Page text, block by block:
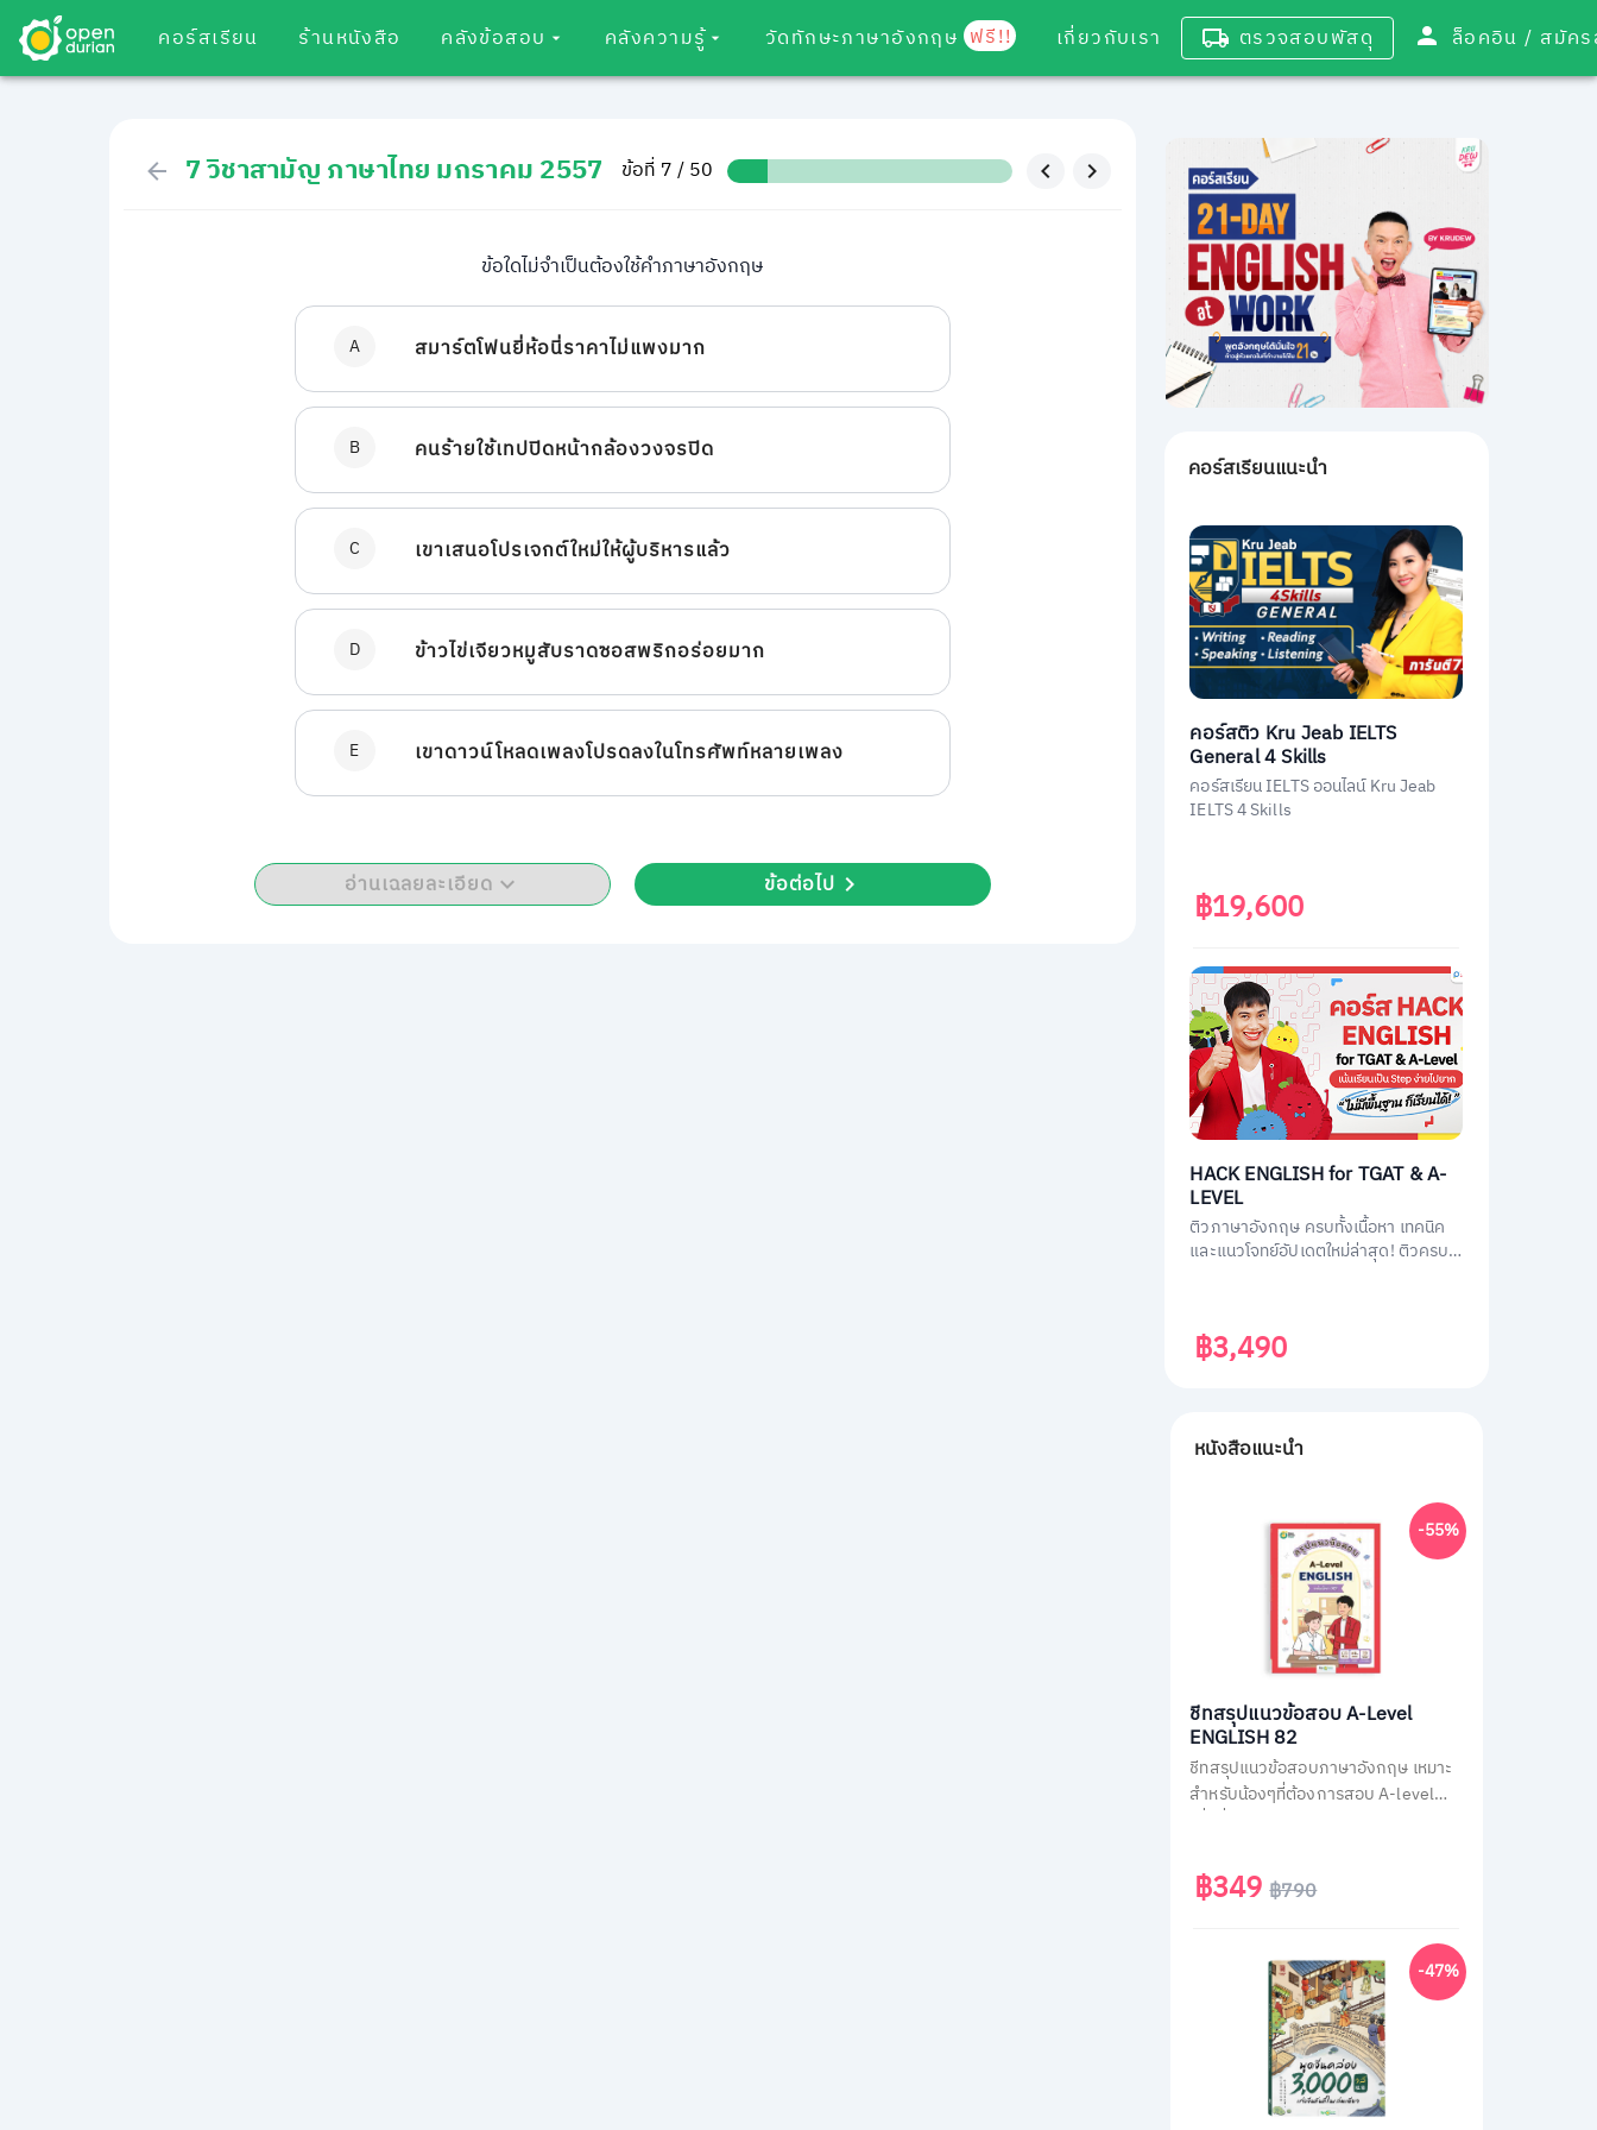
คอร์สเรียน ร้านหนังสือ คลังข้อสอบ คลังความรู้ วัดทักษะภาษาอังกฤษ ฟรี!! เกี่ยวกับเรา ตรวจสอบพัสดุ ล็อคอิน /
7 วิชาสามัญ ภาษาไทย มกราคม 2557 ข้อที่ 7 / 50
ข้อใดไม่จำเป็นต้องใช้คำภาษาอังกฤษ
A สมาร์ตโฟนยี่ห้อนี่ราคาไม่แพงมาก
B คนร้ายใช้เทปปิดหน้ากล้องวงจรปิด
C เขาเสนอโปรเจกต์ใหม่ให้ผู้บริหารแล้ว
D ข้าวไข่เจียวหมูสับราดซอสพริกอร่อยมาก
E เขาดาวน์โหลดเพลงโปรดลงในโทรศัพท์หลายเพลง
อ่านเฉลยละเอียด ข้อต่อไป
คอร์สเรียนแนะนำ
คอร์สติว Kru Jeab IELTS
General 4 Skills
คอร์สเรียน IELTS ออนไลน์ Kru Jeab
IELTS 4 Skills
฿19,600
HACK ENGLISH for TGAT & A-
LEVEL
ติวภาษาอังกฤษ ครบทั้งเนื้อหา เทคนิค
และแนวโจทย์อัปเดตใหม่ล่าสุด! ติวครบ
฿3,490
หนังสือแนะนำ
ชีทสรุปแนวข้อสอบ A-Level
ENGLISH 82
ชีทสรุปแนวข้อสอบภาษาอังกฤษ เหมาะ
สำหรับน้องๆที่ต้องการสอบ A-level
ฐานก็เข้าใจเองได้ง่ายๆ ใน 30 วัน
-55%
฿349฿790
-47%